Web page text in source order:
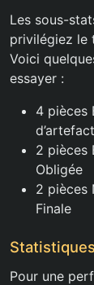
Les sous-
privilégiez le
Voici
essayer :
4 pièces
2 pièces
Obligée
2 pièces
Finale
Pour une